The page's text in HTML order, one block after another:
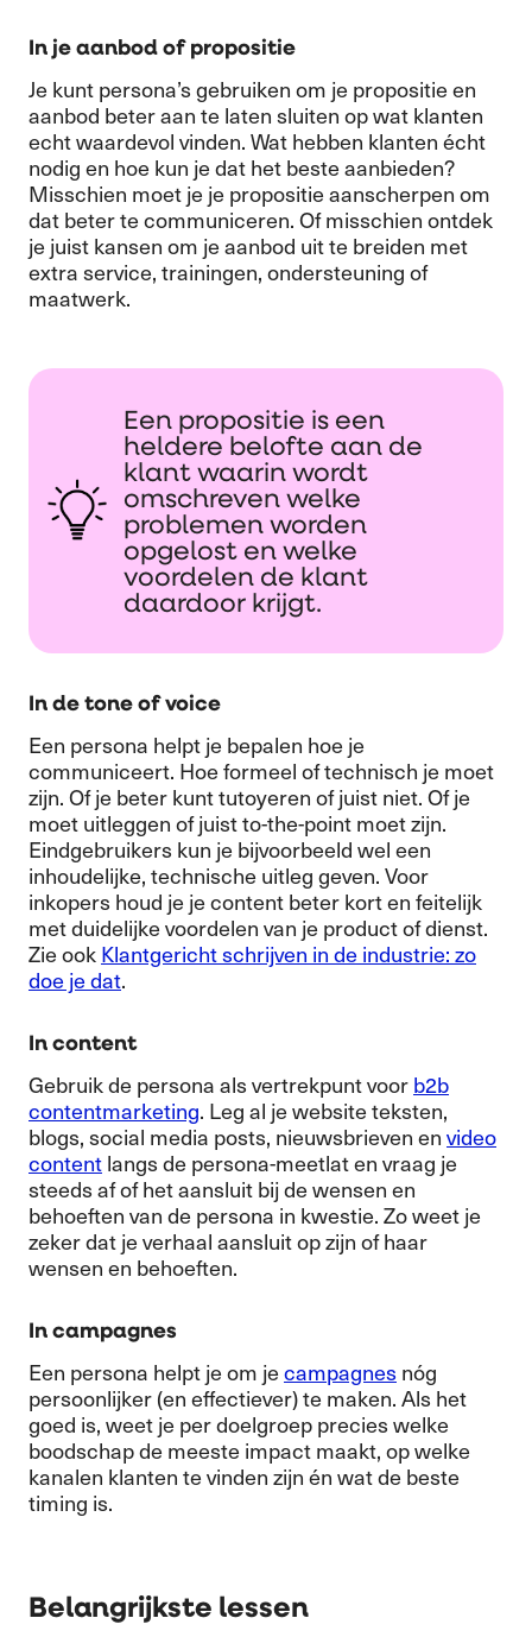
In je aanbod of propositie
Je kunt persona’s gebruiken om je propositie en
aanbod beter aan te laten sluiten op wat klanten
echt waardevol vinden. Wat hebben klanten écht
nodig en hoe kun je dat het beste aanbieden?
Misschien moet je je propositie aanscherpen om
dat beter te communiceren. Of misschien ontdek
je juist kansen om je aanbod uit te breiden met
extra service, trainingen, ondersteuning of
maatwerk.
Een propositie is een
heldere belofte aan de
klant waarin wordt
omschreven welke
problemen worden
opgelost en welke
voordelen de klant
daardoor krijgt.
In de tone of voice
Een persona helpt je bepalen hoe je
communiceert. Hoe formeel of technisch je moet
zijn. Of je beter kunt tutoyeren of juist niet. Of je
moet uitleggen of juist to-the-point moet zijn.
Eindgebruikers kun je bijvoorbeeld wel een
inhoudelijke, technische uitleg geven. Voor
inkopers houd je je content beter kort en feitelijk
met duidelijke voordelen van je product of dienst.
Zie ook Klantgericht schrijven in de industrie: zo
doe je dat.
In content
Gebruik de persona als vertrekpunt voor b2b
contentmarketing. Leg al je website teksten,
blogs, social media posts, nieuwsbrieven en video
content langs de persona-meetlat en vraag je
steeds af of het aansluit bij de wensen en
behoeften van de persona in kwestie. Zo weet je
zeker dat je verhaal aansluit op zijn of haar
wensen en behoeften.
In campagnes
Een persona helpt je om jecampagnes nóg
persoonlijker (en effectiever) te maken. Als het
goed is, weet je per doelgroep precies welke
boodschap de meeste impact maakt, op welke
kanalen klanten te vinden zijn én wat de beste
timing is.
Belangrijkste lessen